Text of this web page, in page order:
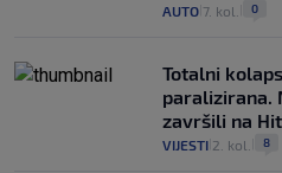
AUTO 7. kol. 0
Totalni
paralizirana.
završili na
VIJESTI 2. kol. 8